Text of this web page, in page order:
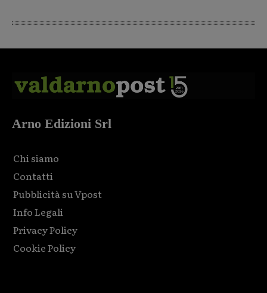
Arno Edizioni Srl
Chi siamo
Contatti
Pubblicità su Vpost
Info Legali
Privacy Policy
Cookie Policy